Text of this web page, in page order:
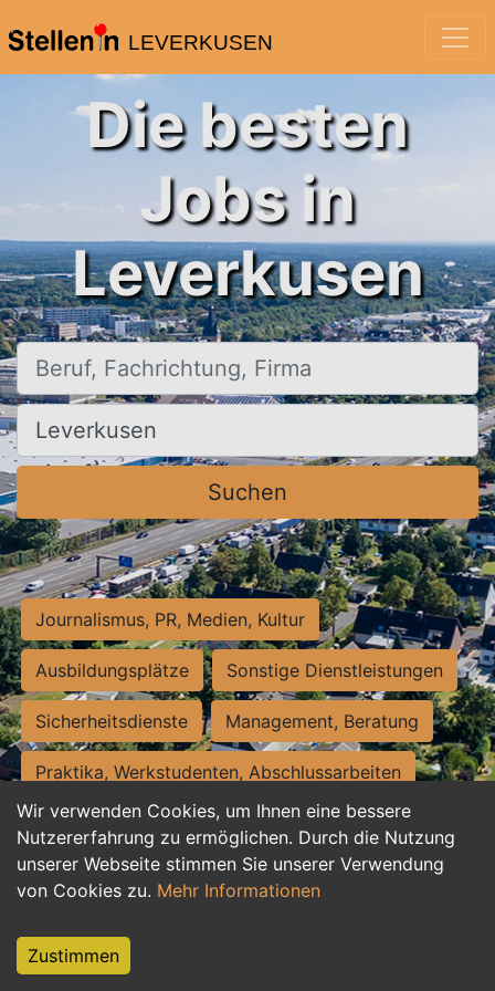
LEVERKUSEN
Wir verwenden Cookies, um Ihnen eine bessere
Nutzererfahrung zu ermöglichen. Durch die Nutzung
unserer Webseite stimmen Sie unserer Verwendung
von Cookies zu. Mehr Informationen
Zustimmen
Die besten
Jobs in
Leverkusen
Beruf, Fachrichtung, Firma
Ort, Stadt
Suchen
Journalismus, PR, Medien, Kultur
Ausbildungsplätze Sonstige Dienstleistungen
Sicherheitsdienste Management, Beratung
Praktika, Werkstudenten, Abschlussarbeiten
Personalwesen Assistenz, Sekretariat
Hilfskräfte, Aushilfs- und Nebenjobs
Weiterbildung, Studium, duale Ausbildung